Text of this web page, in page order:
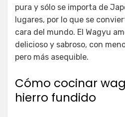
pura y sólo se importa de
lugares, por lo que se
cara del mundo. El Wagyu
delicioso y sabroso, con
pero más asequible.
Cómo cocinar
hierro fundido